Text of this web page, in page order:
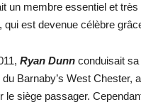
un membre essentiel et très
, qui est devenue célèbre
Ryan Dunn conduisait
Barnaby’s West Chester,
le siège passager.